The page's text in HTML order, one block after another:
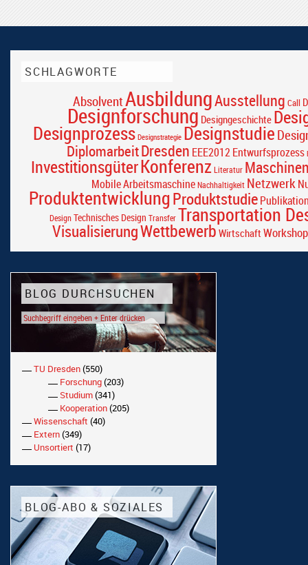
SCHLAGWORTE
AbsolventAusbildungAusstellung Call
Designforschung Designgeschichte
Designprozess Designstrategie Designstudie
DiplomarbeitDresden EEE2012Entwurfsprozess
InvestitionsgüterKonferenzLiteratur
Mobile Arbeitsmaschine Nachhaltigkeit Netzwerk
ProduktentwicklungProduktstudie
DesignTechnisches Design Transfer Transportation
VisualisierungWettbewerb WirtschaftWorkshop
BLOG DURCHSUCHEN
TU Dresden(550)
Forschung(203)
Studium(341)
Kooperation(205)
Wissenschaft (40)
Extern(349)
Unsortiert (17)
BLOG-ABO & SOZIALES